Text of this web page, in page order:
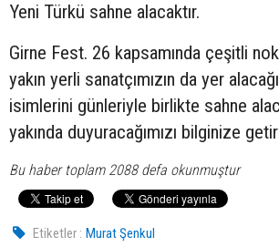
Yeni Türkü sahne alacaktır.
Girne Fest. 26 kapsamında çeşitli
yakın yerli sanatçımızın da yer
isimlerini günleriyle birlikte sahne
yakında duyuracağımızı bilginize
Bu haber toplam 2088 defa okunmuştur
Etiketler : Murat Şenkul